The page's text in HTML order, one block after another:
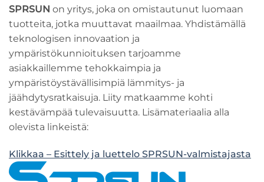
SPRSUN on yritys, joka on omistautunut luomaan
tuotteita, jotka muuttavat maailmaa. Yhdistämällä
teknologisen innovaation ja
ympäristökunnioituksen tarjoamme
asiakkaillemme tehokkaimpia ja
ympäristöystävällisimpiä lämmitys- ja
jäähdytysratkaisuja. Liity matkaamme kohti
kestävämpää tulevaisuutta. Lisämateriaalia alla
olevista linkeistä:
Klikkaa – Esittely ja luettelo SPRSUN-valmistajasta